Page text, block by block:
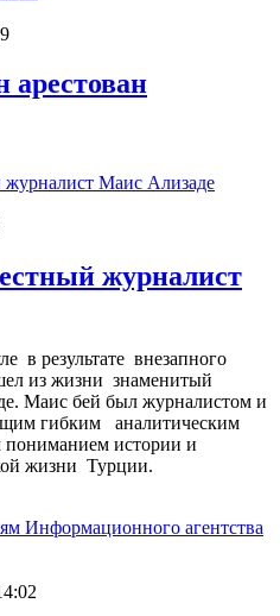
арестован
журналист
в результате внезапного
из жизни знаменитый
Маис бей был журналистом и
гибким аналитическим
истории и
жизни Турции.